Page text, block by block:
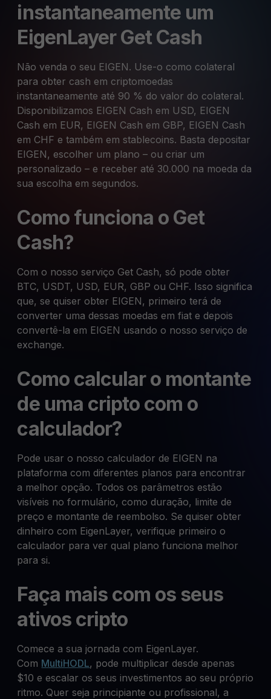
instantaneamente um
EigenLayer Get Cash
Não venda o seu EIGEN. Use-o como colateral
para obter cash em criptomoedas
instantaneamente até 90 % do valor do colateral.
Disponibilizamos EIGEN Cash em USD, EIGEN
Cash em EUR, EIGEN Cash em GBP, EIGEN Cash
em CHF e também em stablecoins. Basta depositar
EIGEN, escolher um plano – ou criar um
personalizado – e receber até 30.000 na moeda da
sua escolha em segundos.
Como funciona o Get
Cash?
Com o nosso serviço Get Cash, só pode obter
BTC, USDT, USD, EUR, GBP ou CHF. Isso significa
que, se quiser obter EIGEN, primeiro terá de
converter uma dessas moedas em fiat e depois
convertê-la em EIGEN usando o nosso serviço de
exchange.
Como calcular o montante
de uma cripto com o
calculador?
Pode usar o nosso calculador de EIGEN na
plataforma com diferentes planos para encontrar
a melhor opção. Todos os parâmetros estão
visíveis no formulário, como duração, limite de
preço e montante de reembolso. Se quiser obter
dinheiro com EigenLayer, verifique primeiro o
calculador para ver qual plano funciona melhor
para si.
Faça mais com os seus
ativos cripto
Comece a sua jornada com EigenLayer.
Com MultiHODL, pode multiplicar desde apenas
$10 e escalar os seus investimentos ao seu próprio
ritmo. Quer seja principiante ou profissional, a